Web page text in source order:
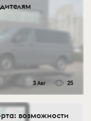
3 Авг 25
возможности